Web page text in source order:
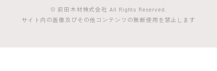
© 前田木材株式会社 All Rights Reserved.
サイト内の画像及びその他コンテンツの無断使用を禁止します